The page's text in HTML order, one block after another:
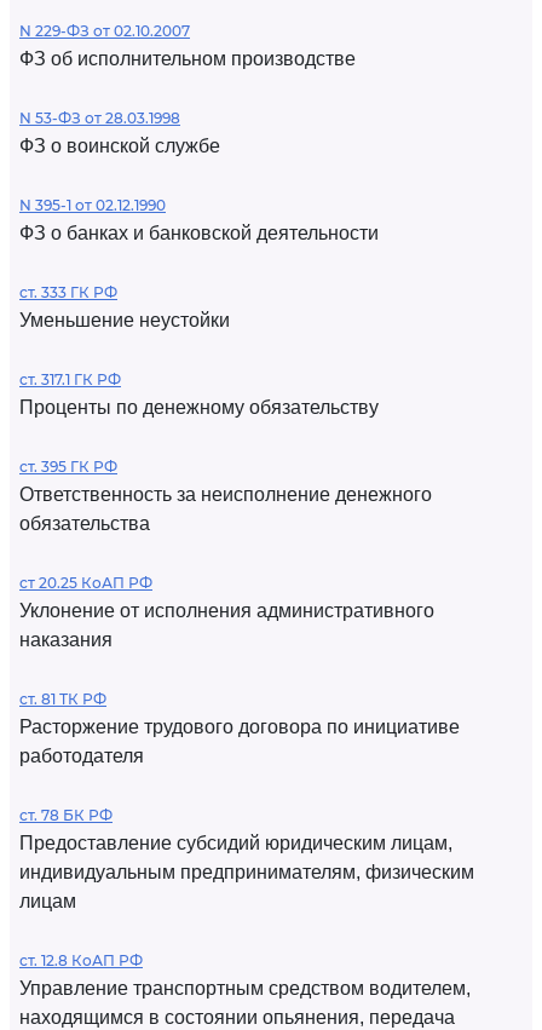
N 229-ФЗ от 02.10.2007
ФЗ об исполнительном производстве
N 53-ФЗ от 28.03.1998
ФЗ о воинской службе
N 395-1 от 02.12.1990
ФЗ о банках и банковской деятельности
ст. 333 ГК РФ
Уменьшение неустойки
ст. 317.1 ГК РФ
Проценты по денежному обязательству
ст. 395 ГК РФ
Ответственность за неисполнение денежного
обязательства
ст 20.25 КоАП РФ
Уклонение от исполнения административного
наказания
ст. 81 ТК РФ
Расторжение трудового договора по инициативе
работодателя
ст. 78 БК РФ
Предоставление субсидий юридическим лицам,
индивидуальным предпринимателям, физическим
лицам
ст. 12.8 КоАП РФ
Управление транспортным средством водителем,
находящимся в состоянии опьянения, передача